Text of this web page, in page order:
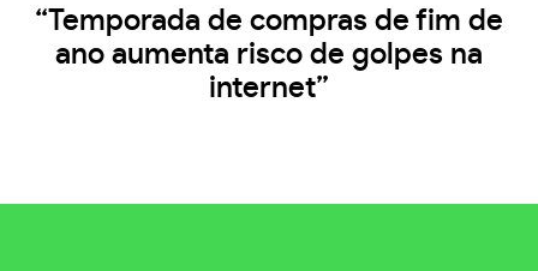
“Temporada de compras de fim de
ano aumenta risco de golpes na
internet”